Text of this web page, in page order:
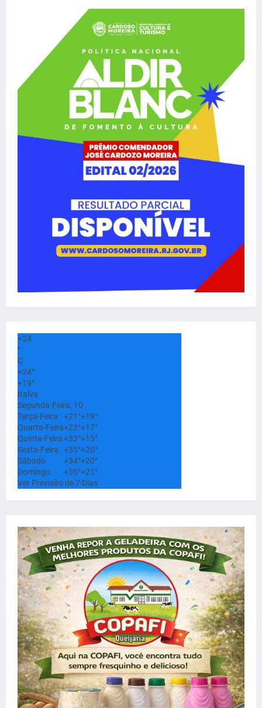
+24
°
C
+24°
+19°
Italva
Segunda-Feira, 10
Terça-Feira
+21°+19°
Quarta-Feira+23°+17°
Quinta-Feira+33°+15°
Sexta-Feira
+35°+20°
Sábado
+34°+20°
Domingo
+36°+21°
Ver Previsão de 7 Dias